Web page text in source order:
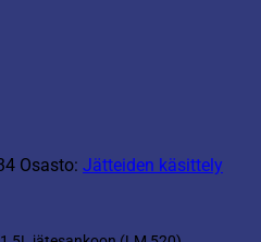
Osasto: Jätteiden käsittely